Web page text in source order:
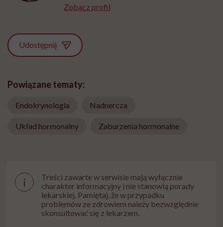
Zobacz profil
Udostępnij
Powiązane tematy:
Endokrynologia Nadnercza
Układ hormonalny Zaburzenia hormonalne
i
Treści zawarte w serwisie mają wyłącznie
charakter informacyjny i nie stanowią porady
lekarskiej. Pamiętaj, że w przypadku
problemów ze zdrowiem należy bezwzględnie
skonsultować się z lekarzem.